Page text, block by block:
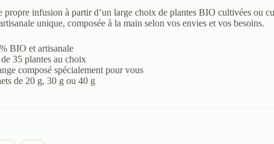
propre infusion à partir d’un large choix de plantes BIO cultivées ou
unique, composée à la main selon vos envies et vos besoins.
BIO et artisanale
35 plantes au choix
composé spécialement pour vous
de 20 g, 30 g ou 40 g